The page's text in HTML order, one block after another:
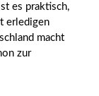
es praktisch,
erledigen
macht
zur